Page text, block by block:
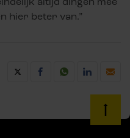
hier beter van.”